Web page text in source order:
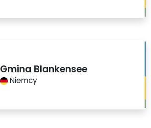
Gmina Blankensee
Niemcy